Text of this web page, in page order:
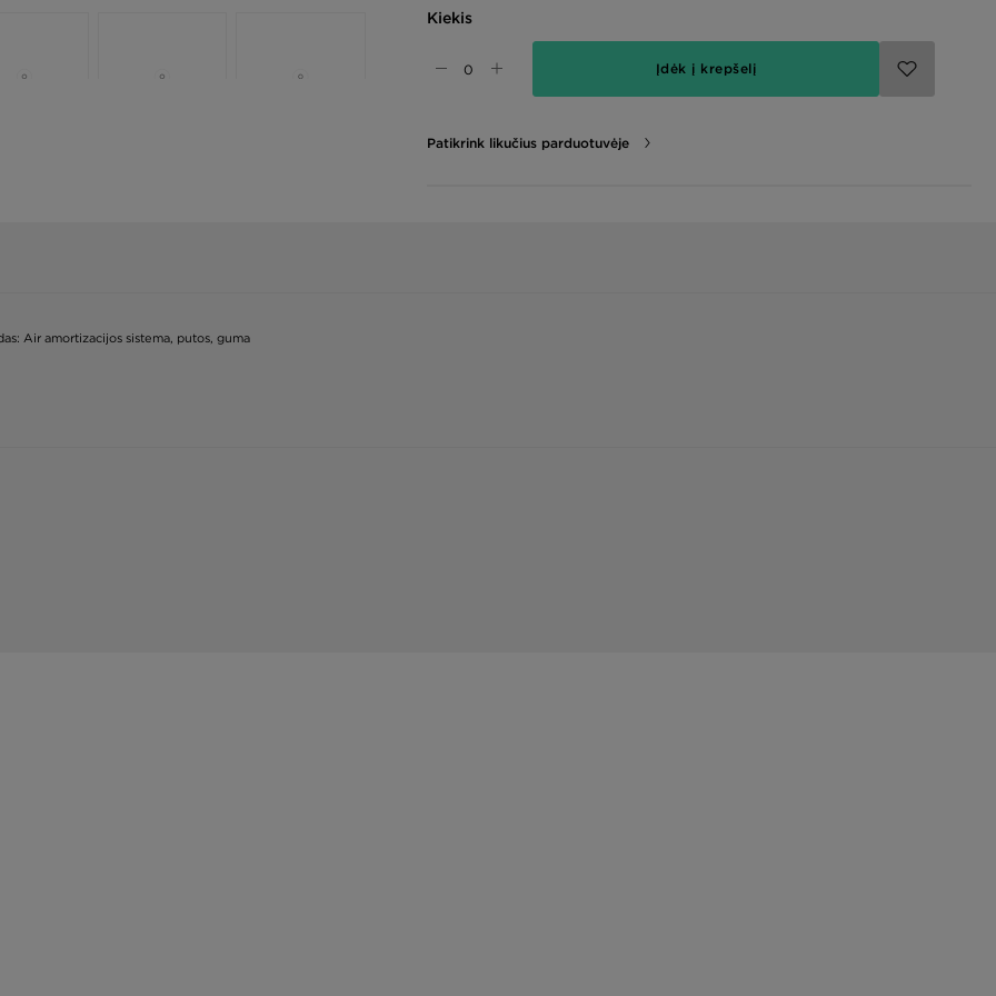
Kiekis
Įdėk į krepšelį
Patikrink likučius parduotuvėje
Air amortizacijos sistema, putos, guma